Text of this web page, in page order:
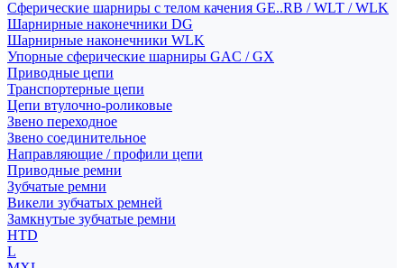
Сферические шарниры с телом качения GE..RB / WLT / WLK
Шарнирные наконечники DG
Шарнирные наконечники WLK
Упорные сферические шарниры GAC / GX
Приводные цепи
Транспортерные цепи
Цепи втулочно-роликовые
Звено переходное
Звено соединительное
Направляющие / профили цепи
Приводные ремни
Зубчатые ремни
Викели зубчатых ремней
Замкнутые зубчатые ремни
HTD
L